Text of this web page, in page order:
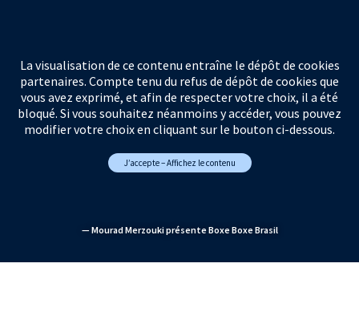
La visualisation de ce contenu entraîne le dépôt de cookies
partenaires. Compte tenu du refus de dépôt de cookies que
vous avez exprimé, et afin de respecter votre choix, il a été
bloqué. Si vous souhaitez néanmoins y accéder, vous pouvez
modifier votre choix en cliquant sur le bouton ci-dessous.
J’accepte – Affichez le contenu
— Mourad Merzouki présente Boxe Boxe Brasil